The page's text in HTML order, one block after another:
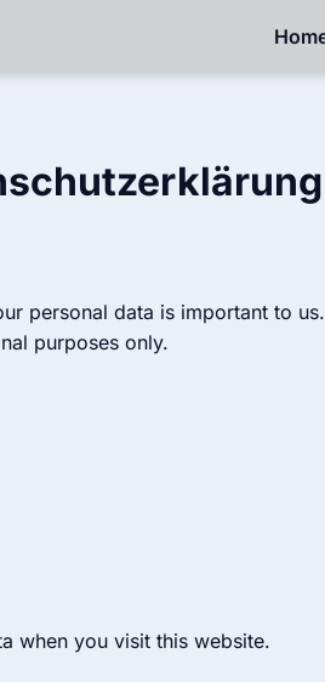
personal data is important to us.
purposes only.
when you visit this website.